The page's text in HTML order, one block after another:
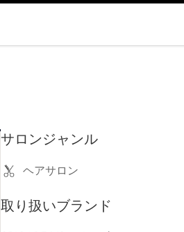
サロンジャンル
ヘアサロン
取り扱いブランド